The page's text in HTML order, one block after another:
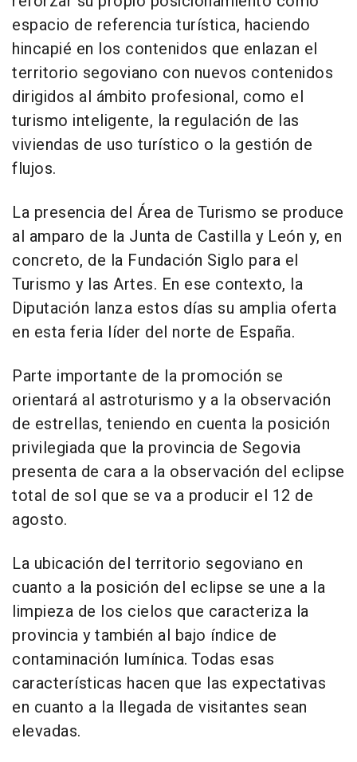
espacio de referencia turística, haciendo
hincapié en los contenidos que enlazan el
territorio segoviano con nuevos contenidos
dirigidos al ámbito profesional, como el
turismo inteligente, la regulación de las
viviendas de uso turístico o la gestión de
flujos.
La presencia del Área de Turismo se produce
al amparo de la Junta de Castilla y León y, en
concreto, de la Fundación Siglo para el
Turismo y las Artes. En ese contexto, la
Diputación lanza estos días su amplia oferta
en esta feria líder del norte de España.
Parte importante de la promoción se
orientará al astroturismo y a la observación
de estrellas, teniendo en cuenta la posición
privilegiada que la provincia de Segovia
presenta de cara a la observación del eclipse
total de sol que se va a producir el 12 de
agosto.
La ubicación del territorio segoviano en
cuanto a la posición del eclipse se une a la
limpieza de los cielos que caracteriza la
provincia y también al bajo índice de
contaminación lumínica. Todas esas
características hacen que las expectativas
en cuanto a la llegada de visitantes sean
elevadas.